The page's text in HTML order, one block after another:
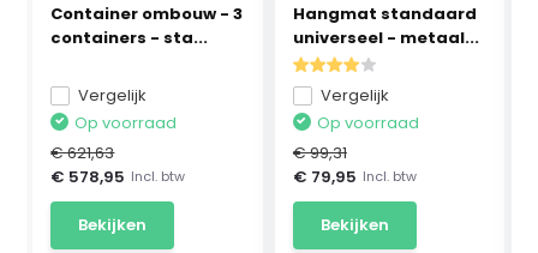
Container ombouw - 3
containers - sta...
Vergelijk
Op voorraad
€ 621,63
€ 578,95 Incl. btw
Bekijken
Hangmat standaard
universeel - metaal...
Vergelijk
Op voorraad
€ 99,31
€ 79,95 Incl. btw
Bekijken